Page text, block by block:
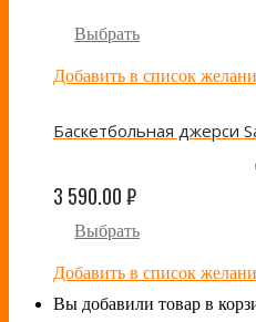
Выбрать
Добавить в список
3 590.00₽
Выбрать
Добавить в список
Вы добавили товар в